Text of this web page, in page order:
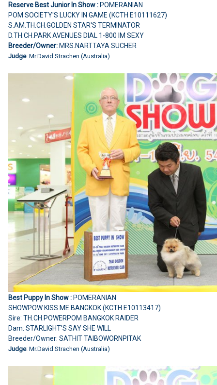
Reserve Best Junior In Show :POMERANIAN
POM SOCIETY'S LUCKY IN GAME (KCTH E10111627)
S.AM.TH.CH.GOLDEN STAR'S TERMINATOR
D.TH.CH.PARK AVENUES DIAL 1-800 IM SEXY
Breeder/Owner:MRS.NARTTAYA SUCHER
Judge: Mr.David Strachen (Australia)
Best Puppy In Show :POMERANIAN
SHOWPOW KISS ME BANGKOK (KCTH E10113417)
Sire: TH.CH.POWERPOM BANGKOK RAIDER
Dam: STARLIGHT’S SAY SHE WILL
Breeder/Owner: SATHIT TAIBOWORNPITAK
Judge: Mr.David Strachen (Australia)